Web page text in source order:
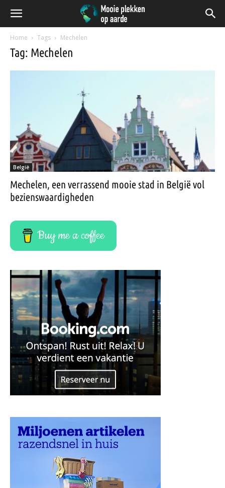
Home Tags Mechelen
Tag: Mechelen
België
Mechelen, een verrassend mooie stad in België vol
bezienswaardigheden
Buy me a coffee